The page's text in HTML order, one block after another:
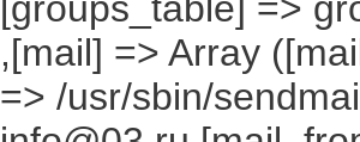
,[mail] => Array
=> /usr/sbin/